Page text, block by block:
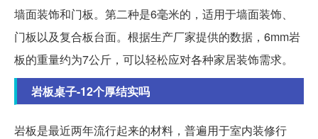
墙面装饰和门板。第二种是6毫米的，适用于墙面装饰、
门板以及复合板台面。根据生产厂家提供的数据，6mm岩
板的重量约为7公斤，可以轻松应对各种家居装饰需求。
岩板桌子-12个厚结实吗
岩板是最近两年流行起来的材料，普遍用于室内装修行